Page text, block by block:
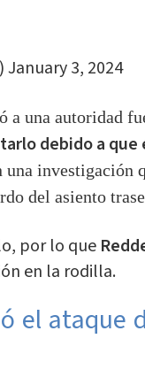
January 3, 2024
a una autoridad
debido a que
investigación
del asiento
por lo que
en la rodilla.
el ataque